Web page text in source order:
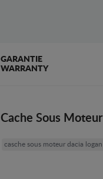
GARANTIE
WARRANTY
Cache Sous Moteur
casche sous moteur dacia logan